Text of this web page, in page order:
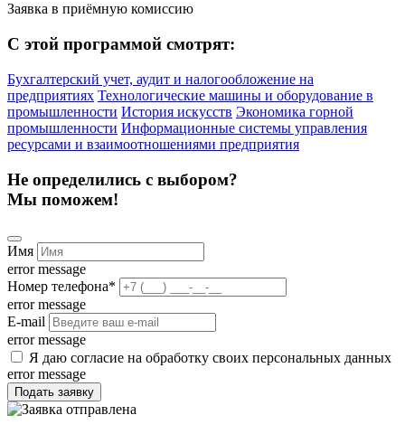
Заявка в приёмную комиссию
С этой программой смотрят:
Бухгалтерский учет, аудит и налогообложение на
предприятиях Технологические машины и оборудование в
промышленности История искусств Экономика горной
промышленности Информационные системы управления
ресурсами и взаимоотношениями предприятия
Не определились с выбором?
Мы поможем!
Имя
error message
Номер телефона*
error message
E-mail
error message
Я даю согласие на обработку своих персональных данных
error message
Подать заявку